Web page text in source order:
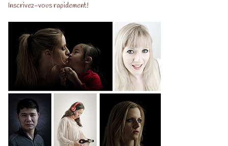
Inscrivez-vous rapidement!